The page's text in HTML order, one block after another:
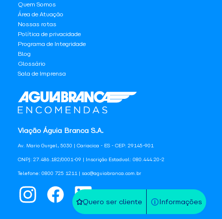
Quero ser cliente Informações
Viação Águia Branca S.A.
Av. Mario Gurgel, 5030 | Cariacica - ES - CEP: 29145-901
CNPJ: 27.486.182/0001-09 | Inscrição Estadual: 080.444.20-2
Telefone: 0800 725 1211 | sac@aguiabranca.com.br
Quem Somos
Área de Atuação
Nossas rotas
Política de privacidade
Programa de Integridade
Blog
Glossário
Sala de Imprensa